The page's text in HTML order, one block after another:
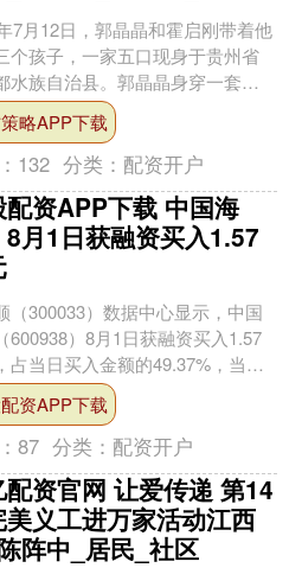
7月12日，郭晶晶和霍启刚带着他
个孩子，一家五口现身于贵州省
水族自治县。郭晶晶身穿一套蓝
服，衣服上独特地印有国旗图
体造型低调而....
略APP下载
132 分类： 配资开户
配资APP下载 中国海
8月1日获融资买入1.57
（300033）数据中心显示，中国
600938）8月1日获融资买入1.57
占当日买入金额的49.37%，当前
额17.56亿元，占流通市值....
资APP下载
87 分类： 配资开户
配资官网 让爱传递 第14
美义工进万家活动江西
阵中_居民_社区